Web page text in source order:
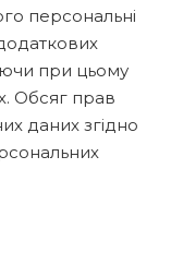
персональні
при цьому
Обсяг прав
даних згідно